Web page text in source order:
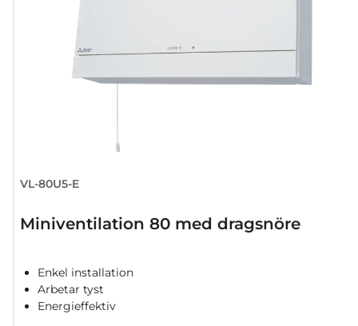
VL-80U5-E
Miniventilation 80 med dragsnöre
Enkel installation
Arbetar tyst
Energieffektiv